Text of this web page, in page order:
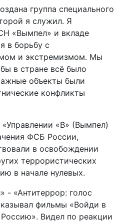
группа специального
я служил. Я
«Вымпел» и вкладе
в борьбу с
и экстремизмом. Мы
в стране всё было
объекты были
конфликты
«В» (Вымпел)
ФСБ России,
в освобождении
террористических
в начале нулевых.
«Антитеррор: голос
фильмы «Войди в
Видел по реакции